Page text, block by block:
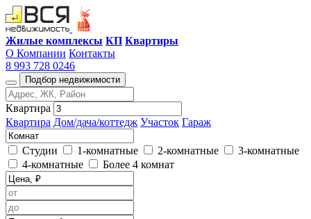
Жилые комплексы КП Квартиры
О Компании Контакты
8 993 728 0246
Подбор недвижимости
Квартира
Квартира Дом/дача/коттедж Участок Гараж
Студии 1-комнатные 2-комнатные
3-комнатные
4-комнатные
Более 4 комнат